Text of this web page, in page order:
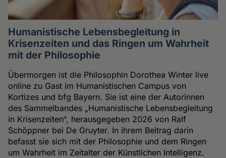
Humanistische Lebensbegleitung in
Krisenzeiten und das Ringen um Wahrheit
mit der Philosophie
Übermorgen ist die Philosophin Dorothea Winter live
online zu Gast im Humanistischen Campus von
Kortizes und bfg Bayern. Sie ist eine der Autorinnen
des Sammelbandes „Humanistische Lebensbegleitung
in Krisenzeiten“, herausgegeben 2026 von Ralf
Schöppner bei De Gruyter. In ihrem Beitrag darin
befasst sie sich mit der Philosophie und dem Ringen
um Wahrheit im Zeitalter der Künstlichen Intelligenz.